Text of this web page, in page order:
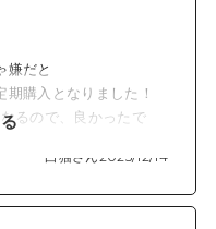
嫌だと
購入となりました！
るので、良かったで
白猫さん 2025/12/14